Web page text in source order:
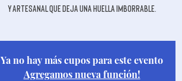
y artesanal que deja una huella imborrable.
Ya no hay más cupos para este evento
Agregamos nueva función!